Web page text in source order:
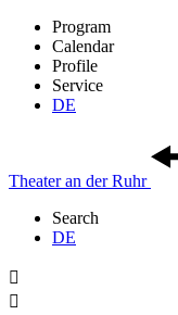
Program
Calendar
Profile
Service
DE
Theateran derRuhr
Search
DE

